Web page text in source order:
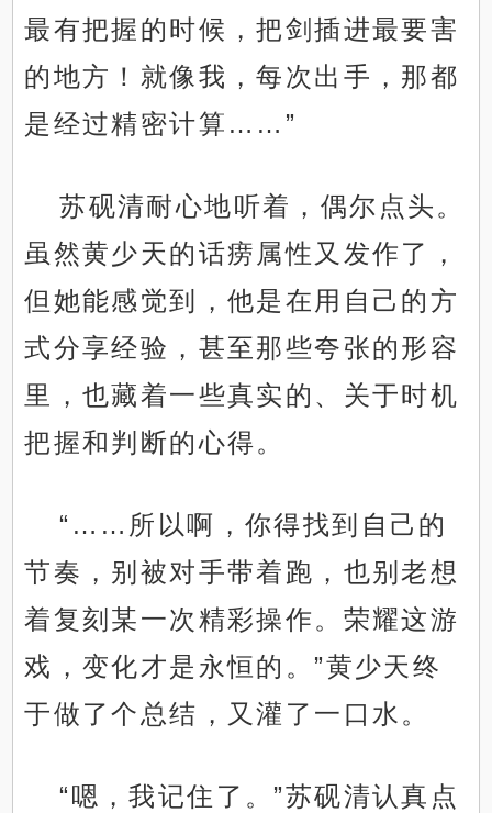
最有把握的时候，把剑插进最要害
的地方！就像我，每次出手，那都
是经过精密计算……”
苏砚清耐心地听着，偶尔点头。
虽然黄少天的话痨属性又发作了，
但她能感觉到，他是在用自己的方
式分享经验，甚至那些夸张的形容
里，也藏着一些真实的、关于时机
把握和判断的心得。
“……所以啊，你得找到自己的
节奏，别被对手带着跑，也别老想
着复刻某一次精彩操作。荣耀这游
戏，变化才是永恒的。”黄少天终
于做了个总结，又灌了一口水。
“嗯，我记住了。”苏砚清认真点